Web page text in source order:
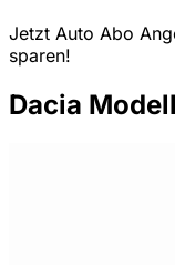
Jetzt Auto Abo
sparen!
Dacia